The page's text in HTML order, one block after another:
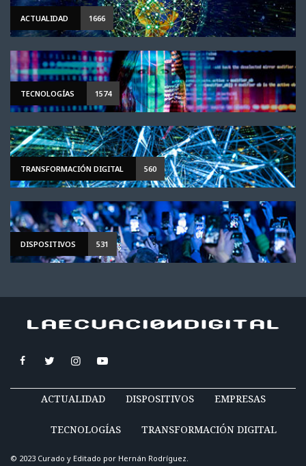
ACTUALIDAD 1666
TECNOLOGÍAS 1574
TRANSFORMACIÓN DIGITAL 560
DISPOSITIVOS 531
ACTUALIDAD DISPOSITIVOS EMPRESAS
TECNOLOGÍAS TRANSFORMACIÓN DIGITAL
© 2023 Curado y Editado por Hernán Rodríguez.